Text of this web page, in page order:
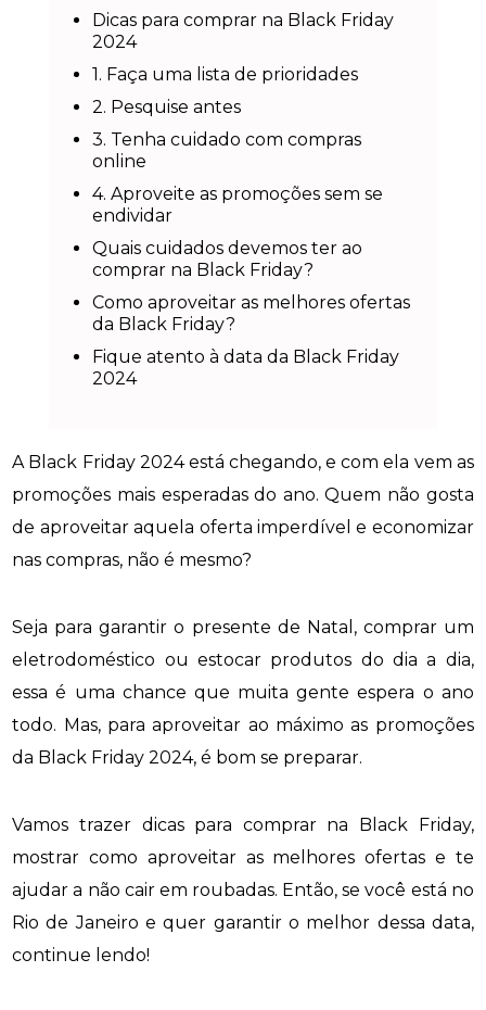
Dicas para comprar na Black Friday
2024
1. Faça uma lista de prioridades
2. Pesquise antes
3. Tenha cuidado com compras
online
4. Aproveite as promoções sem se
endividar
Quais cuidados devemos ter ao
comprar na Black Friday?
Como aproveitar as melhores ofertas
da Black Friday?
Fique atento à data da Black Friday
2024
A Black Friday 2024 está chegando, e com ela vem as
promoções mais esperadas do ano. Quem não gosta
de aproveitar aquela oferta imperdível e economizar
nas compras, não é mesmo?
Seja para garantir o presente de Natal, comprar um
eletrodoméstico ou estocar produtos do dia a dia,
essa é uma chance que muita gente espera o ano
todo. Mas, para aproveitar ao máximo as promoções
da Black Friday 2024, é bom se preparar.
Vamos trazer dicas para comprar na Black Friday,
mostrar como aproveitar as melhores ofertas e te
ajudar a não cair em roubadas. Então, se você está no
Rio de Janeiro e quer garantir o melhor dessa data,
continue lendo!